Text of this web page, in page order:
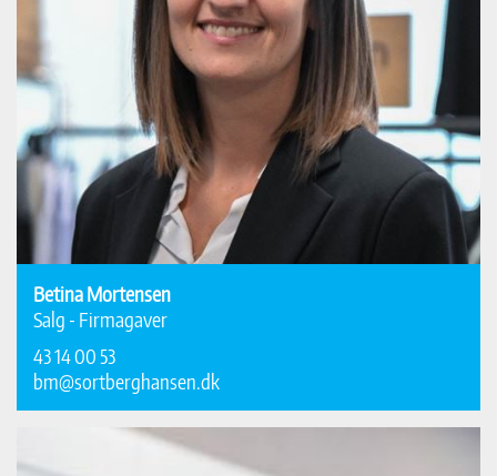
Betina Mortensen
Salg - Firmagaver
43 14 00 53
bm@sortberghansen.dk